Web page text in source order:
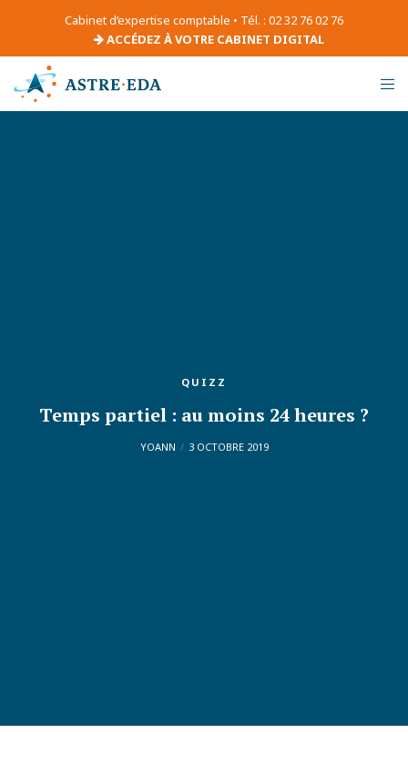
Cabinet d’expertise comptable • Tél. : 02 32 76 02 76
ACCÉDEZ À VOTRE CABINET DIGITAL
QUIZZ
Temps partiel : au moins 24 heures ?
YOANN 3 OCTOBRE 2019